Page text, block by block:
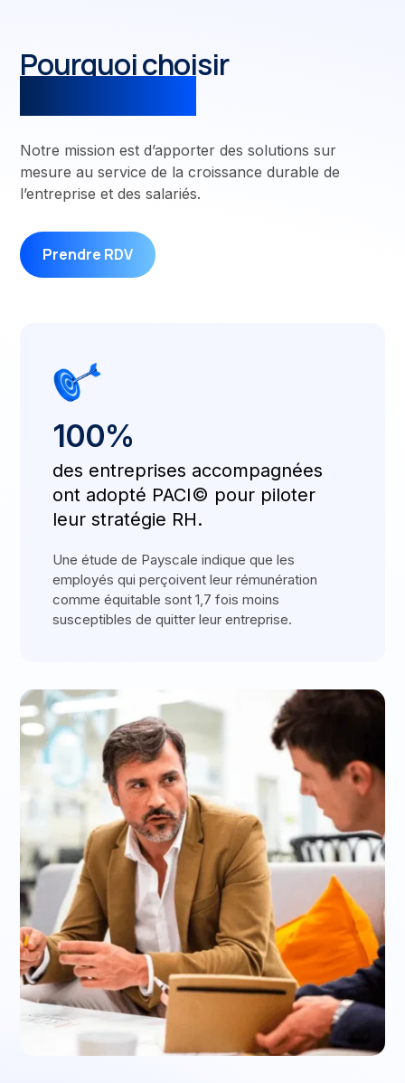
Pourquoi choisir
Notre mission est d’apporter des solutions sur
mesure au service de la croissance durable de
l’entreprise et des salariés.
Prendre RDV
100%
des entreprises accompagnées
ont adopté PACI© pour piloter
leur stratégie RH.
Une étude de Payscale indique que les
employés qui perçoivent leur rémunération
comme équitable sont 1,7 fois moins
susceptibles de quitter leur entreprise.